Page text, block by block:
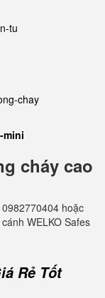
tu
chay
mini
cháy cao
hoặc
WELKO Safes
Rẻ Tốt